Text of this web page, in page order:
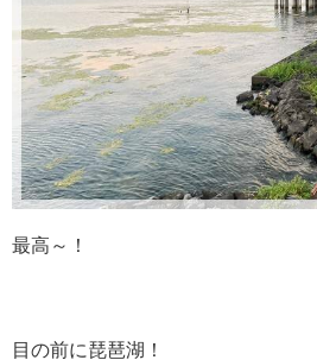
最高～！
目の前に琵琶湖！